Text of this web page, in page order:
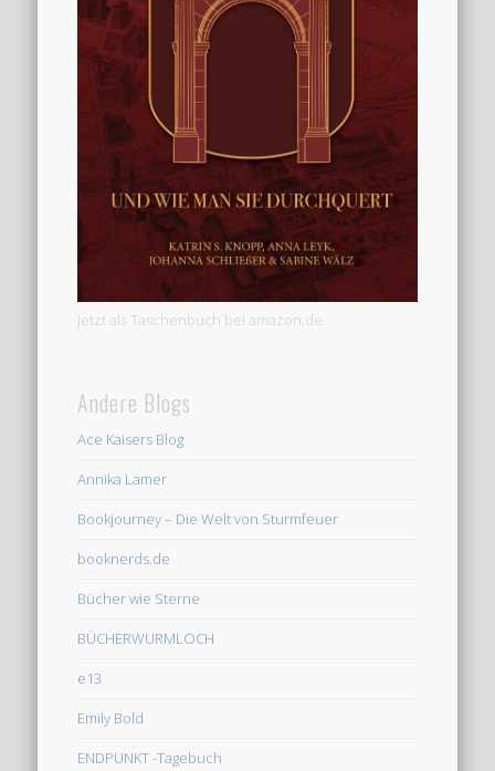
Jetzt als Taschenbuch bei amazon.de
Andere Blogs
Ace Kaisers Blog
Annika Lamer
Bookjourney – Die Welt von Sturmfeuer
booknerds.de
Bücher wie Sterne
BÜCHERWURMLOCH
e13
Emily Bold
ENDPUNKT -Tagebuch